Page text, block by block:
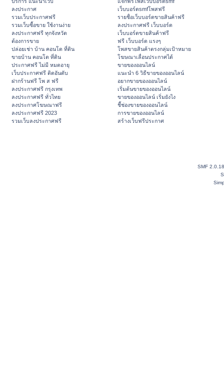
ลงประกาศ
รวมเว็บประกาศฟรี
รวมเว็บซื้อขาย ใช้งานง่าย
ลงประกาศฟรี ทุกจังหวัด
ต้องการขาย
ปล่อยเช่า บ้าน คอนโด ที่ดิน
ขายบ้าน คอนโด ที่ดิน
ประกาศฟรี ไม่มี หมดอายุ
เว็บประกาศฟรี ติดอันดับ
ฝากร้านฟรี โพ ส ฟรี
ลงประกาศฟรี กรุงเทพ
ลงประกาศฟรี ทั่วไทย
ลงประกาศโฆษณาฟรี
ลงประกาศฟรี 2023
รวมเว็บลงประกาศฟรี
เว็บบอร์ดsmfโพสฟรี
รายชื่อเว็บบอร์ดขายสินค้าฟรี
ลงประกาศฟรี เว็บบอร์ด
เว็บบอร์ดขายสินค้าฟรี
ฟรี เว็บบอร์ด แรงๆ
โพสขายสินค้าตรงกลุ่มเป้าหมาย
โฆษณาเลื่อนประกาศได้
ขายของออนไลน์
แนะนำ 6 วิธีขายของออนไลน์
อยากขายของออนไลน์
เริ่มต้นขายของออนไลน์
ขายของออนไลน์ เริ่มยังไง
ชี้ช่องขายของออนไลน์
การขายของออนไลน์
สร้างเว็บฟรีประกาศ
SMF 2.0.18